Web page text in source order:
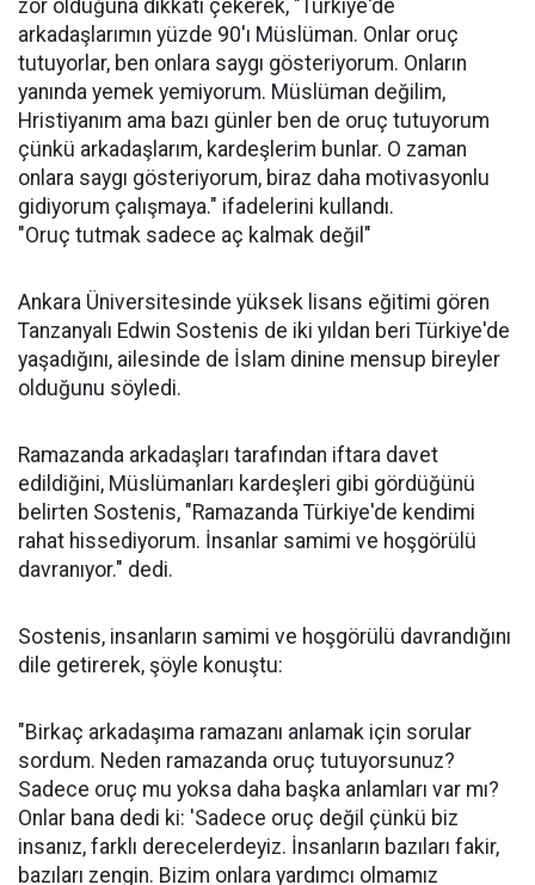
zor olduğuna dikkati çekerek, "Türkiye'de
arkadaşlarımın yüzde 90'ı Müslüman. Onlar oruç
tutuyorlar, ben onlara saygı gösteriyorum. Onların
yanında yemek yemiyorum. Müslüman değilim,
Hristiyanım ama bazı günler ben de oruç tutuyorum
çünkü arkadaşlarım, kardeşlerim bunlar. O zaman
onlara saygı gösteriyorum, biraz daha motivasyonlu
gidiyorum çalışmaya." ifadelerini kullandı.
"Oruç tutmak sadece aç kalmak değil"
Ankara Üniversitesinde yüksek lisans eğitimi gören
Tanzanyalı Edwin Sostenis de iki yıldan beri Türkiye'de
yaşadığını, ailesinde de İslam dinine mensup bireyler
olduğunu söyledi.
Ramazanda arkadaşları tarafından iftara davet
edildiğini, Müslümanları kardeşleri gibi gördüğünü
belirten Sostenis, "Ramazanda Türkiye'de kendimi
rahat hissediyorum. İnsanlar samimi ve hoşgörülü
davranıyor." dedi.
Sostenis, insanların samimi ve hoşgörülü davrandığını
dile getirerek, şöyle konuştu:
"Birkaç arkadaşıma ramazanı anlamak için sorular
sordum. Neden ramazanda oruç tutuyorsunuz?
Sadece oruç mu yoksa daha başka anlamları var mı?
Onlar bana dedi ki: 'Sadece oruç değil çünkü biz
insanız, farklı derecelerdeyiz. İnsanların bazıları fakir,
bazıları zengin. Bizim onlara yardımcı olmamız